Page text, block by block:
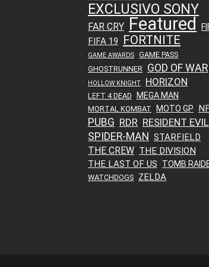
EXCLUSIVO SONY
FAR CRY Featured
FIFA 19 FORTNITE
GAME AWARDS
GAME PASS
GHOSTRUNNER GOD OF WAR
HOLLOW KNIGHT HORIZON
LEFT 4 DEAD MEGA MAN
MORTAL KOMBAT MOTO GP
PUBG RDR RESIDENT EVIL
SPIDER-MAN STARFIELD
THE CREW THE DIVISION
THE LAST OF US
TOMB
WATCHDOGS ZELDA